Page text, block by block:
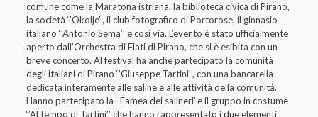
comune come la Maratona istriana, la biblioteca civica di Pirano,
la società ‘’Okolje’’, il club fotografico di Portorose, il ginnasio
italiano ‘’Antonio Sema’’ e così via. L’evento è stato ufficialmente
aperto dall’Orchestra di Fiati di Pirano, che si è esibita con un
breve concerto. Al festival ha anche partecipato la comunità
degli italiani di Pirano ‘’Giuseppe Tartini’’, con una bancarella
dedicata interamente alle saline e alle attività della comunità.
Hanno partecipato la ‘’Famea dei salineri’’e il gruppo in costume
‘’Al tempo di Tartini’’ che hanno rappresentato i due elementi